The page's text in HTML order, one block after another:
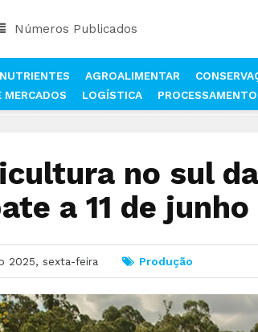
Números Publicados
AGROALIMENTAR
MERCADOS
LOGÍSTICA PROCESSAMENTO
AGRICULTURA NO SUL
no sul
a 11 de junho
2025, sexta-feira Produção